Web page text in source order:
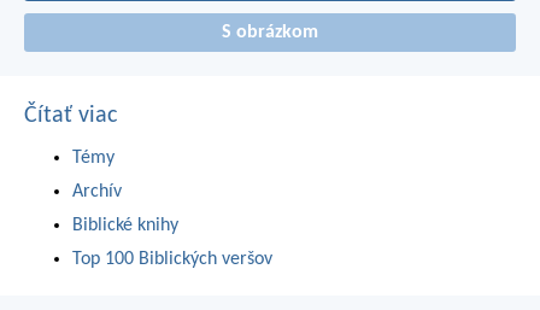
S obrázkom
Čítať viac
Témy
Archív
Biblické knihy
Top 100 Biblických veršov